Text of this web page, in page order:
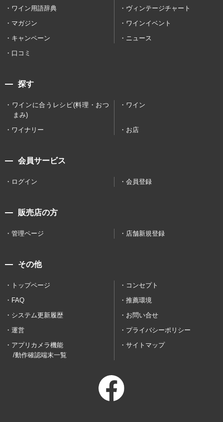
ワイン用語辞典
ヴィンテージチャート
マガジン
ワインイベント
キャンペーン
ニュース
口コミ
探す
ワインに合うレシピ(料理・おつ
まみ)
ワイン
ワイナリー お店
会員サービス
ログイン 会員登録
販売店の方
管理ページ 店舗新規登録
その他
トップページ
コンセプト
FAQ
推薦環境
システム更新履歴
お問い合せ
運営
プライバシーポリシー
アプリカメラ機能
/動作確認端末一覧
サイトマップ